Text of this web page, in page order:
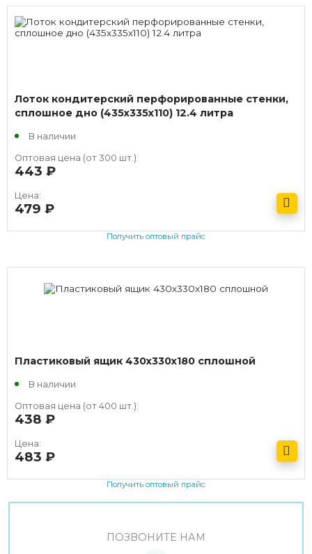
Лоток кондитерский перфорированные стенки,
сплошное дно (435х335х110) 12.4 литра
В наличии
Оптовая цена (от 300 шт.):
443
Цена:
479
Получить оптовый прайс
Пластиковый ящик 430х330х180 сплошной
В наличии
Оптовая цена (от 400 шт.):
438
Цена:
483
Получить оптовый прайс
ПОЗВОНИТЕ НАМ